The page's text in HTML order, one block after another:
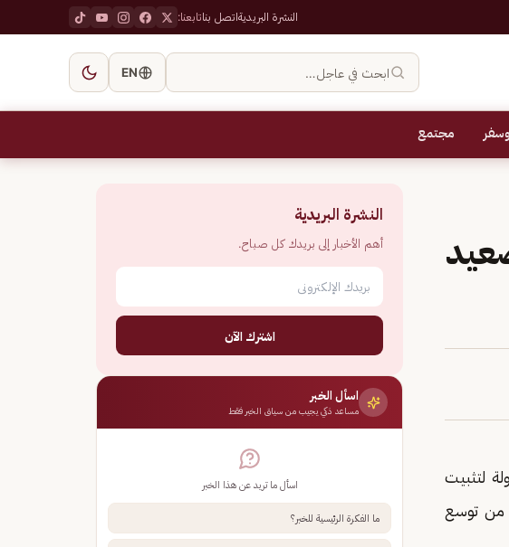
النشرة البريديةاتصل بناتابعنا:
ابحث في عاجل… EN
مجتمع
لتثبيت
من توسع
النشرة البريدية
أهم الأخبار إلى بريدك كل صباح.
اشترك الآن
اسأل الخبر
مساعد ذكي يجيب من سياق الخبر فقط
اسأل ما تريد عن هذا الخبر
ما الفكرة الرئيسية للخبر؟